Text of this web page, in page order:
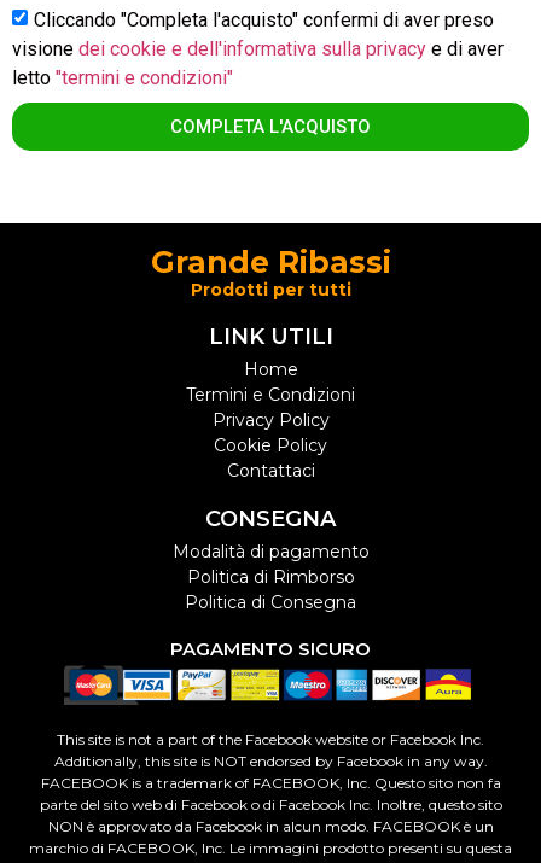
Cliccando "Completa l'acquisto" confermi di aver preso
visione dei cookie e dell'informativa sulla privacy e di aver
letto "termini e condizioni"
COMPLETA L'ACQUISTO
Grande Ribassi
Prodotti per tutti
LINK UTILI
Home
Termini e Condizioni
Privacy Policy
Cookie Policy
Contattaci
CONSEGNA
Modalità di pagamento
Politica di Rimborso
Politica di Consegna
PAGAMENTO SICURO
This site is not a part of the Facebook website or Facebook Inc.
Additionally, this site is NOT endorsed by Facebook in any way.
FACEBOOK is a trademark of FACEBOOK, Inc. Questo sito non fa
parte del sito web di Facebook o di Facebook Inc. Inoltre, questo sito
NON è approvato da Facebook in alcun modo. FACEBOOK è un
marchio di FACEBOOK, Inc. Le immagini prodotto presenti su questa